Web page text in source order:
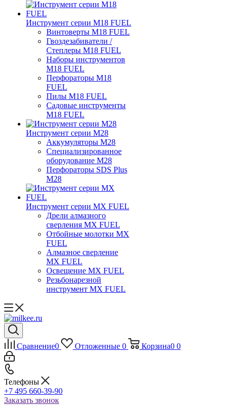
Инструмент серии M18 FUEL
Винтоверты M18 FUEL
Гвоздезабиватели /
Степлеры M18 FUEL
Наборы инструментов
M18 FUEL
Перфораторы M18
FUEL
Пилы M18 FUEL
Садовые инструменты
M18 FUEL
Инструмент серии M28
Аккумуляторы M28
Специализированное
оборудование M28
Перфораторы SDS Plus
M28
Инструмент серии MX FUEL
Дрели алмазного
сверления MX FUEL
Отбойные молотки MX
FUEL
Алмазное сверление
MX FUEL
Освещение MX FUEL
Резьбонарезной
инструмент MX FUEL
Сравнение0 Отложенные 0 Корзина0 0
Телефоны
+7 495 660-39-90
Заказать звонок